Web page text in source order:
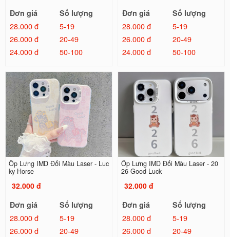
Đơn giá
Số lượng
28.000 đ
5-19
26.000 đ
20-49
24.000 đ
50-100
Đơn giá
Số lượng
28.000 đ
5-19
26.000 đ
20-49
24.000 đ
50-100
Ốp Lưng IMD Đổi Màu Laser - Luc
ky Horse
32.000 đ
Đơn giá
Số lượng
28.000 đ
5-19
26.000 đ
20-49
Ốp Lưng IMD Đổi Màu Laser - 20
26 Good Luck
32.000 đ
Đơn giá
Số lượng
28.000 đ
5-19
26.000 đ
20-49